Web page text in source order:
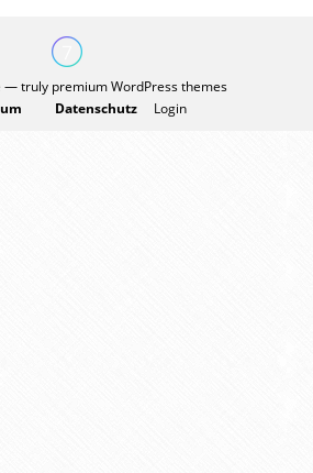
— truly premium WordPress themes
Datenschutz Login